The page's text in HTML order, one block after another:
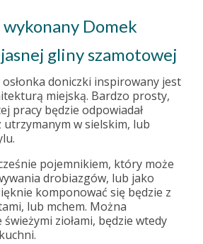
Domek
gliny szamotowej
doniczki inspirowany jest
miejską. Bardzo prosty,
pracy będzie odpowiadał
utrzymanym w sielskim, lub
pojemnikiem, który może
drobiazgów, lub jako
komponować się będzie z
lub mchem. Można
ziołami, będzie wtedy